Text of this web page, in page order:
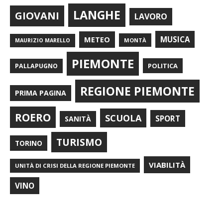
GIOVANI LANGHE LAVORO
MAURIZIO MARELLO METEO MONTÀ MUSICA
PALLAPUGNO PIEMONTE POLITICA
PRIMA PAGINA REGIONE PIEMONTE
ROERO SANITÀ SCUOLA SPORT
TORINO TURISMO
UNITÀ DI CRISI DELLA REGIONE PIEMONTE VIABILITÀ
VINO